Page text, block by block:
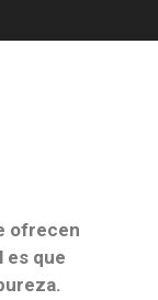
ofrecen
es que